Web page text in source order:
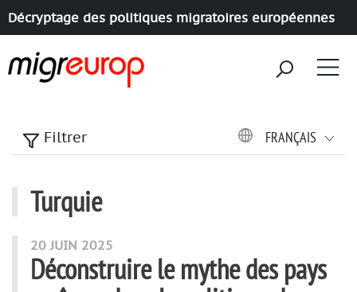
Décryptage des politiques migratoires européennes
Filtrer FRANÇAIS
Turquie
articles mots
20 JUIN 2025
Déconstruire le mythe des pays